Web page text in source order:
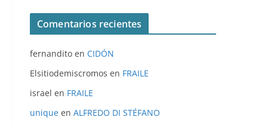
Comentarios recientes
fernandito en CIDÓN
Elsitiodemiscromos en FRAILE
israel en FRAILE
unique en ALFREDO DI STÉFANO